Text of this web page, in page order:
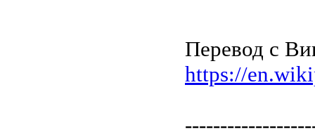
Перевод с
https://